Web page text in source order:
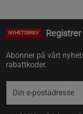
NYHETSBREV
Abonner på vårt
rabattkoder.